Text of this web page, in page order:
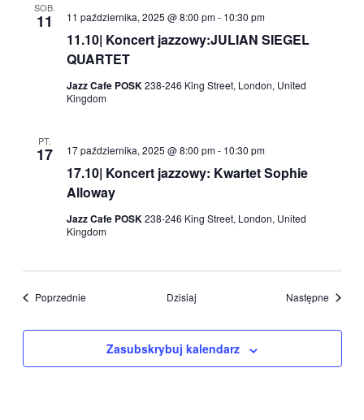
SOB.
11
11.10| Koncert jazzowy:JULIAN SIEGEL
QUARTET
11 października, 2025 @ 8:00 pm- 10:30 pm
Jazz Cafe POSK238-246 King Street, London, United
Kingdom
PT.
17
17.10| Koncert jazzowy: Kwartet Sophie
Alloway
17 października, 2025 @ 8:00 pm- 10:30 pm
Jazz Cafe POSK238-246 King Street, London, United
Kingdom
PoprzednieWydarzenia Dzisiaj Następne
Zasubskrybuj kalendarz